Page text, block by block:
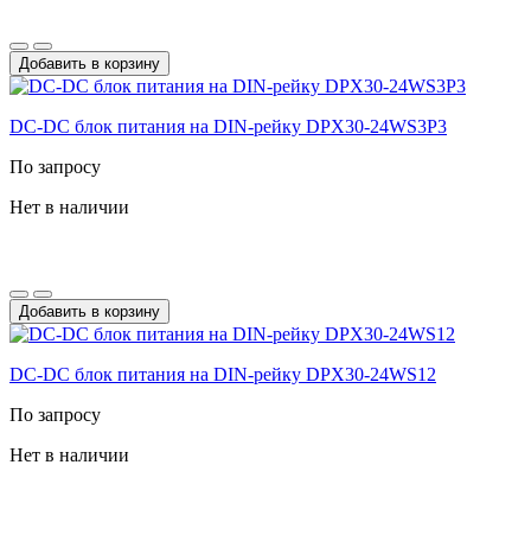
Добавить в корзину
DC-DС блок питания на DIN-рейку DPX30-24WS3P3
По запросу
Нет в наличии
Добавить в корзину
DC-DС блок питания на DIN-рейку DPX30-24WS12
По запросу
Нет в наличии